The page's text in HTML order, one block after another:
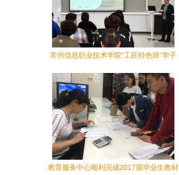
常州信息职业技术学院“工匠特色班”学子
力，探索教育服务新路径
教育服务中心顺利完成2017届毕业生教材